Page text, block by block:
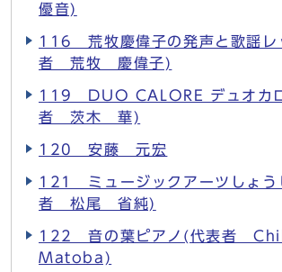
優音)
116 荒牧慶偉子の発声と歌謡レ
者 荒牧 慶偉子)
119 DUO CALORE デュオカ
者 茨木 華)
120 安藤 元宏
121 ミュージックアーツしょう
者 松尾 省純)
122 音の葉ピアノ(代表者
Matoba)